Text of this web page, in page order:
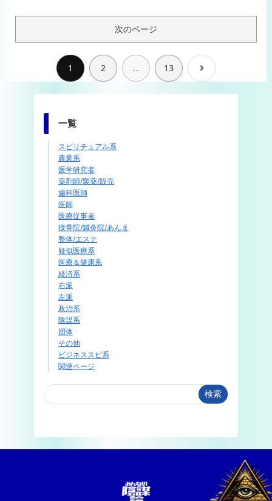
次のページ
1 2 …
13
次
一覧
スピリチュアル系
農業系
医学研究者
薬剤師/製薬/販売
歯科医師
医師
医療従事者
接骨院/鍼灸院/あんま
整体/エステ
疑似医療系
医療＆健康系
経済系
右派
左派
政治系
陰謀系
団体
その他
ビジネススピ系
関連ページ
検索